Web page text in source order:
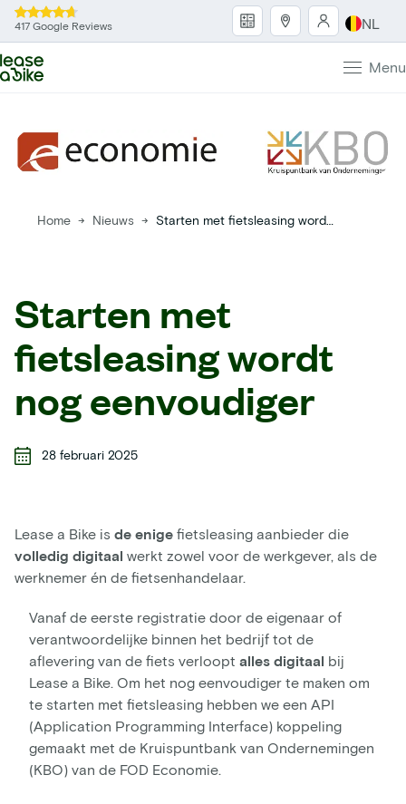
417 Google Reviews NL
Menu
Home → Nieuws →
Starten met
fietsleasing wordt
nog eenvoudiger
28 februari 2025
Lease a Bike is de enige fietsleasing aanbieder die
volledig digitaal werkt zowel voor de werkgever, als de
werknemer én de fietsenhandelaar.
Vanaf de eerste registratie door de eigenaar of
verantwoordelijke binnen het bedrijf tot de
aflevering van de fiets verloopt alles digitaal bij
Lease a Bike. Om het nog eenvoudiger te maken om
te starten met fietsleasing hebben we een API
(Application Programming Interface) koppeling
gemaakt met de Kruispuntbank van Ondernemingen
(KBO) van de FOD Economie.